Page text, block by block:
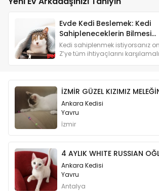
Evde Kedi Beslemek: Kedi
Sahipleneceklerin Bilmesi
Gerekenler
Kedi sahiplenmek istiyorsanız
Z’ye tüm ihtiyaçlarını
İZMİR GÜZEL KIZIMIZ
Ankara Kedisi
Yavru
İzmir
Ankara Kedisi
Yavru
Antalya